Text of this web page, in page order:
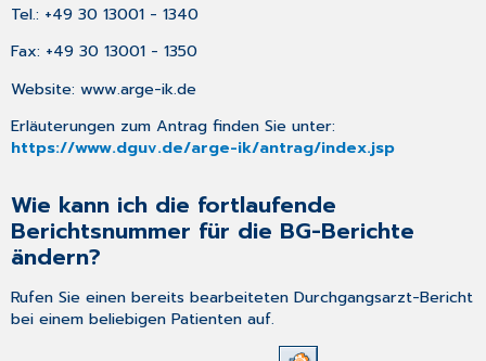
merken,
welche
für
Betrieb
zuständig
Warum
werden
mir
trotz
künstlicher
R-
Zeile
Tel.: +49 30 13001 - 1340
Fax: +49 30 13001 - 1350
Website:www.arge-ik.de
Erläuterungen zum Antrag finden Sie unter:
https://www.dguv.de/arge-ik/antrag/index.jsp
Wie kann ich die fortlaufende
Berichtsnummer für die BG-Berichte
ändern?
Rufen Sie einen bereits bearbeitetenDurchgangsarzt-Bericht
bei einem beliebigen Patienten auf.